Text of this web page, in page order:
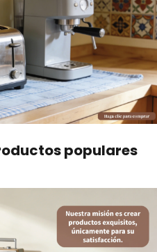
populares